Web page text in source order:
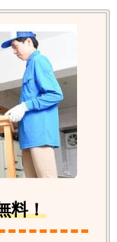
料！